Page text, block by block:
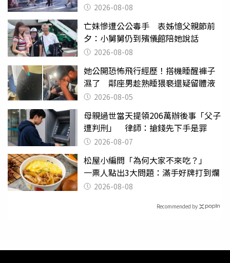
2026-08-08
亡妹慘遭公公毒手 表姊憶父親節前
夕：小舅舅仍到殯儀館陪她說話
2026-08-08
她公開恐怖飛行經歷！搭機睡醒褲子
濕了 鄰座男趁熟睡猥褻還疑留體液
2026-08-05
母親過世當天提領206萬辦後事「父子
遭判刑」 律師：搶錢先下手是罪
2026-08-07
松屋小編問「為何大家不來吃？」
一票人點出3大問題：滿手好牌打到爛
2026-08-08
Recommended by